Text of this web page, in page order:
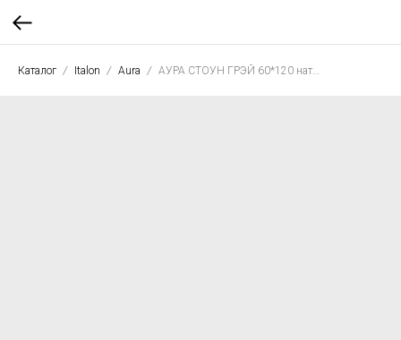
Каталог Italon Aura